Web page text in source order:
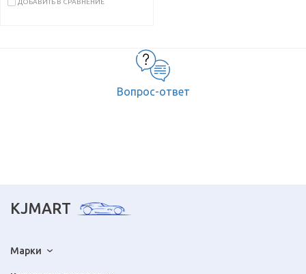
ДОБАВИТЬ В СРАВНЕНИЕ
Вопрос-ответ
KJMART
Марки